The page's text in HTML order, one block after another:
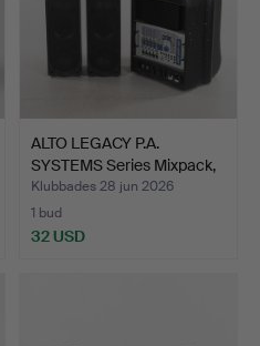
ALTO LEGACY P.A.
SYSTEMS Series Mixpack,
m…
Klubbades 28 jun 2026
1 bud
32 USD